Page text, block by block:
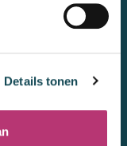
Details tonen